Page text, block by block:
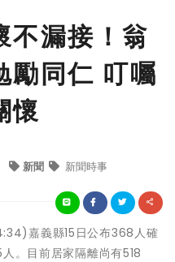
不漏接！翁
勵同仁 叮囑
懷
新聞 新聞時事
嘉義縣15日公布368人確
。目前居家隔離尚有518